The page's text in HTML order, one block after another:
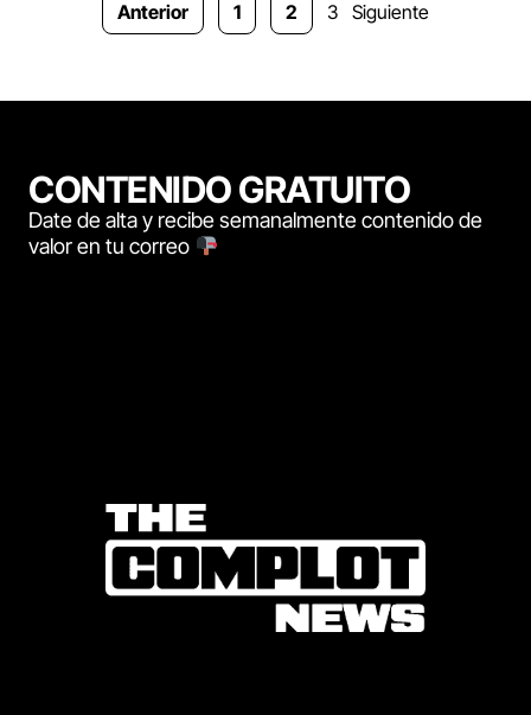
Anterior 1 2 3 Siguiente
CONTENIDO GRATUITO
Date de alta y recibe semanalmente contenido de
valor en tu correo